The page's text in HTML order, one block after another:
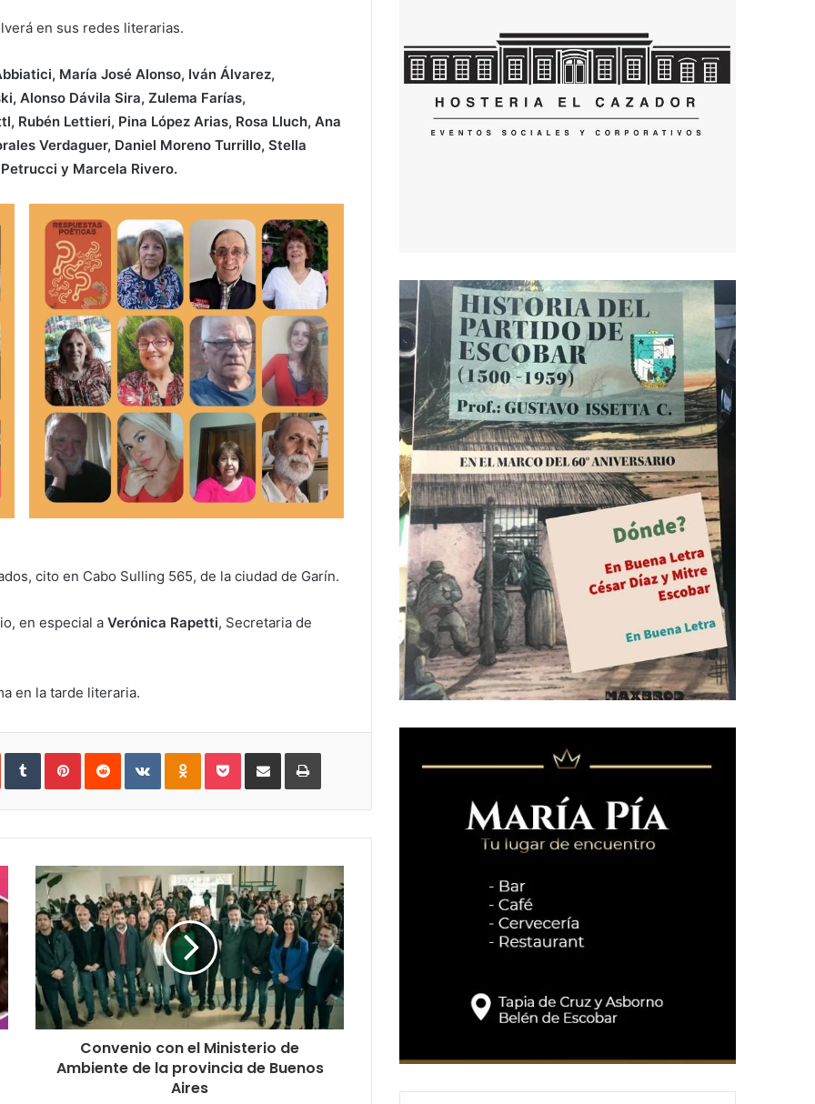
en sus redes literarias.
María José Alonso, Iván Álvarez,
Alonso Dávila Sira, Zulema Farías,
Rubén Lettieri, Pina López Arias, Rosa Lluch, Ana
Verdaguer, Daniel Moreno Turrillo, Stella
y Marcela Rivero.
cito en Cabo Sulling 565, de la ciudad de Garín.
en especial a Verónica Rapetti, Secretaria de
en la tarde literaria.
StumbleUpon
TumblrPinterestReddit VKontakteOdnoklassniki
PocketCompartirImprimir
Convenio con el Ministerio de
Ambiente de la provincia de Buenos
Aires